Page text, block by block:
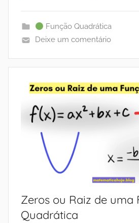
Função Quadrática
Deixe um comentário
Zeros ou Raiz de uma
Quadrática